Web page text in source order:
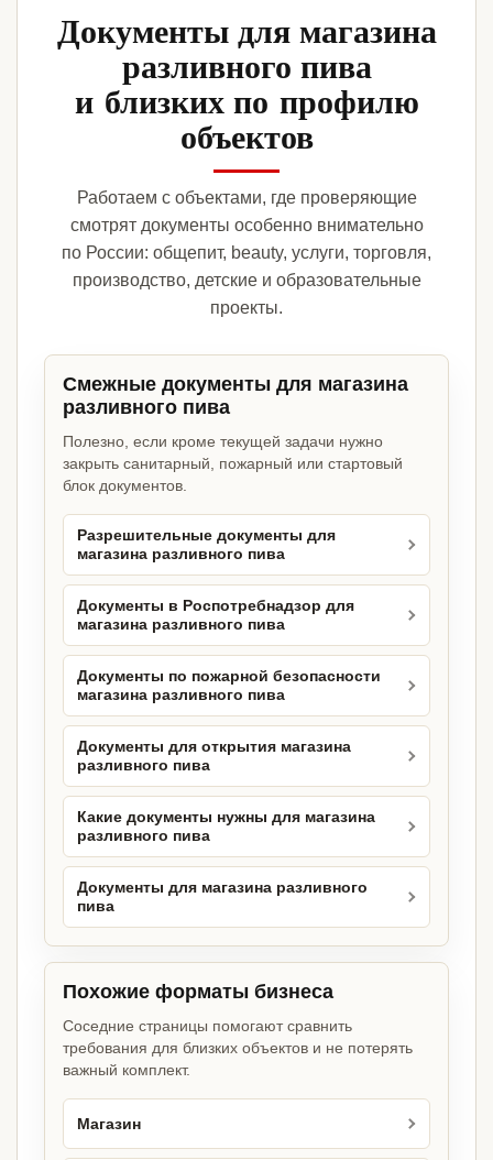
Документы для магазина
разливного пива
и близких по профилю
объектов
Работаем с объектами, где проверяющие
смотрят документы особенно внимательно
по России: общепит, beauty, услуги, торговля,
производство, детские и образовательные
проекты.
Смежные документы для магазина
разливного пива
Полезно, если кроме текущей задачи нужно
закрыть санитарный, пожарный или стартовый
блок документов.
Разрешительные документы для
магазина разливного пива
Документы в Роспотребнадзор для
магазина разливного пива
Документы по пожарной безопасности
магазина разливного пива
Документы для открытия магазина
разливного пива
Какие документы нужны для магазина
разливного пива
Документы для магазина разливного
пива
Похожие форматы бизнеса
Соседние страницы помогают сравнить
требования для близких объектов и не потерять
важный комплект.
Магазин